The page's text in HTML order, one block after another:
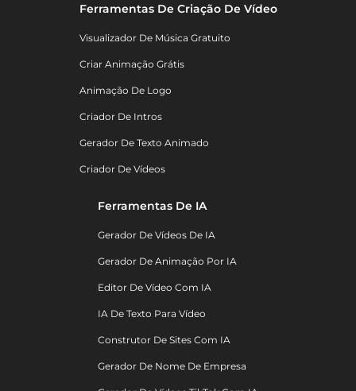
Ferramentas De Criação De Vídeo
Visualizador De Música Gratuito
Criar Animação Grátis
Animação De Logo
Criador De Intros
Gerador De Texto Animado
Criador De Vídeos
Ferramentas De IA
Gerador De Vídeos De IA
Gerador De Animação Por IA
Editor De Vídeo Com IA
IA De Texto Para Vídeo
Construtor De Sites Com IA
Gerador De Nome De Empresa